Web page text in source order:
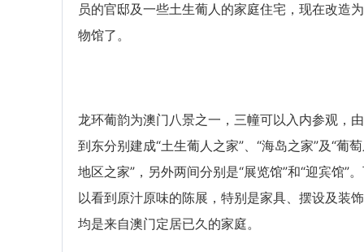
员的官邸及一些土生葡人的家庭住宅，现在改造
物馆了。
龙环葡韵为澳门八景之一，三幢可以入内参观，
到东分别建成“土生葡人之家”、“海岛之家”及“葡
地区之家”，另外两间分别是“展览馆”和“迎宾馆”
以看到原汁原味的陈展，特别是家具、摆设及装
均是来自澳门定居已久的家庭。